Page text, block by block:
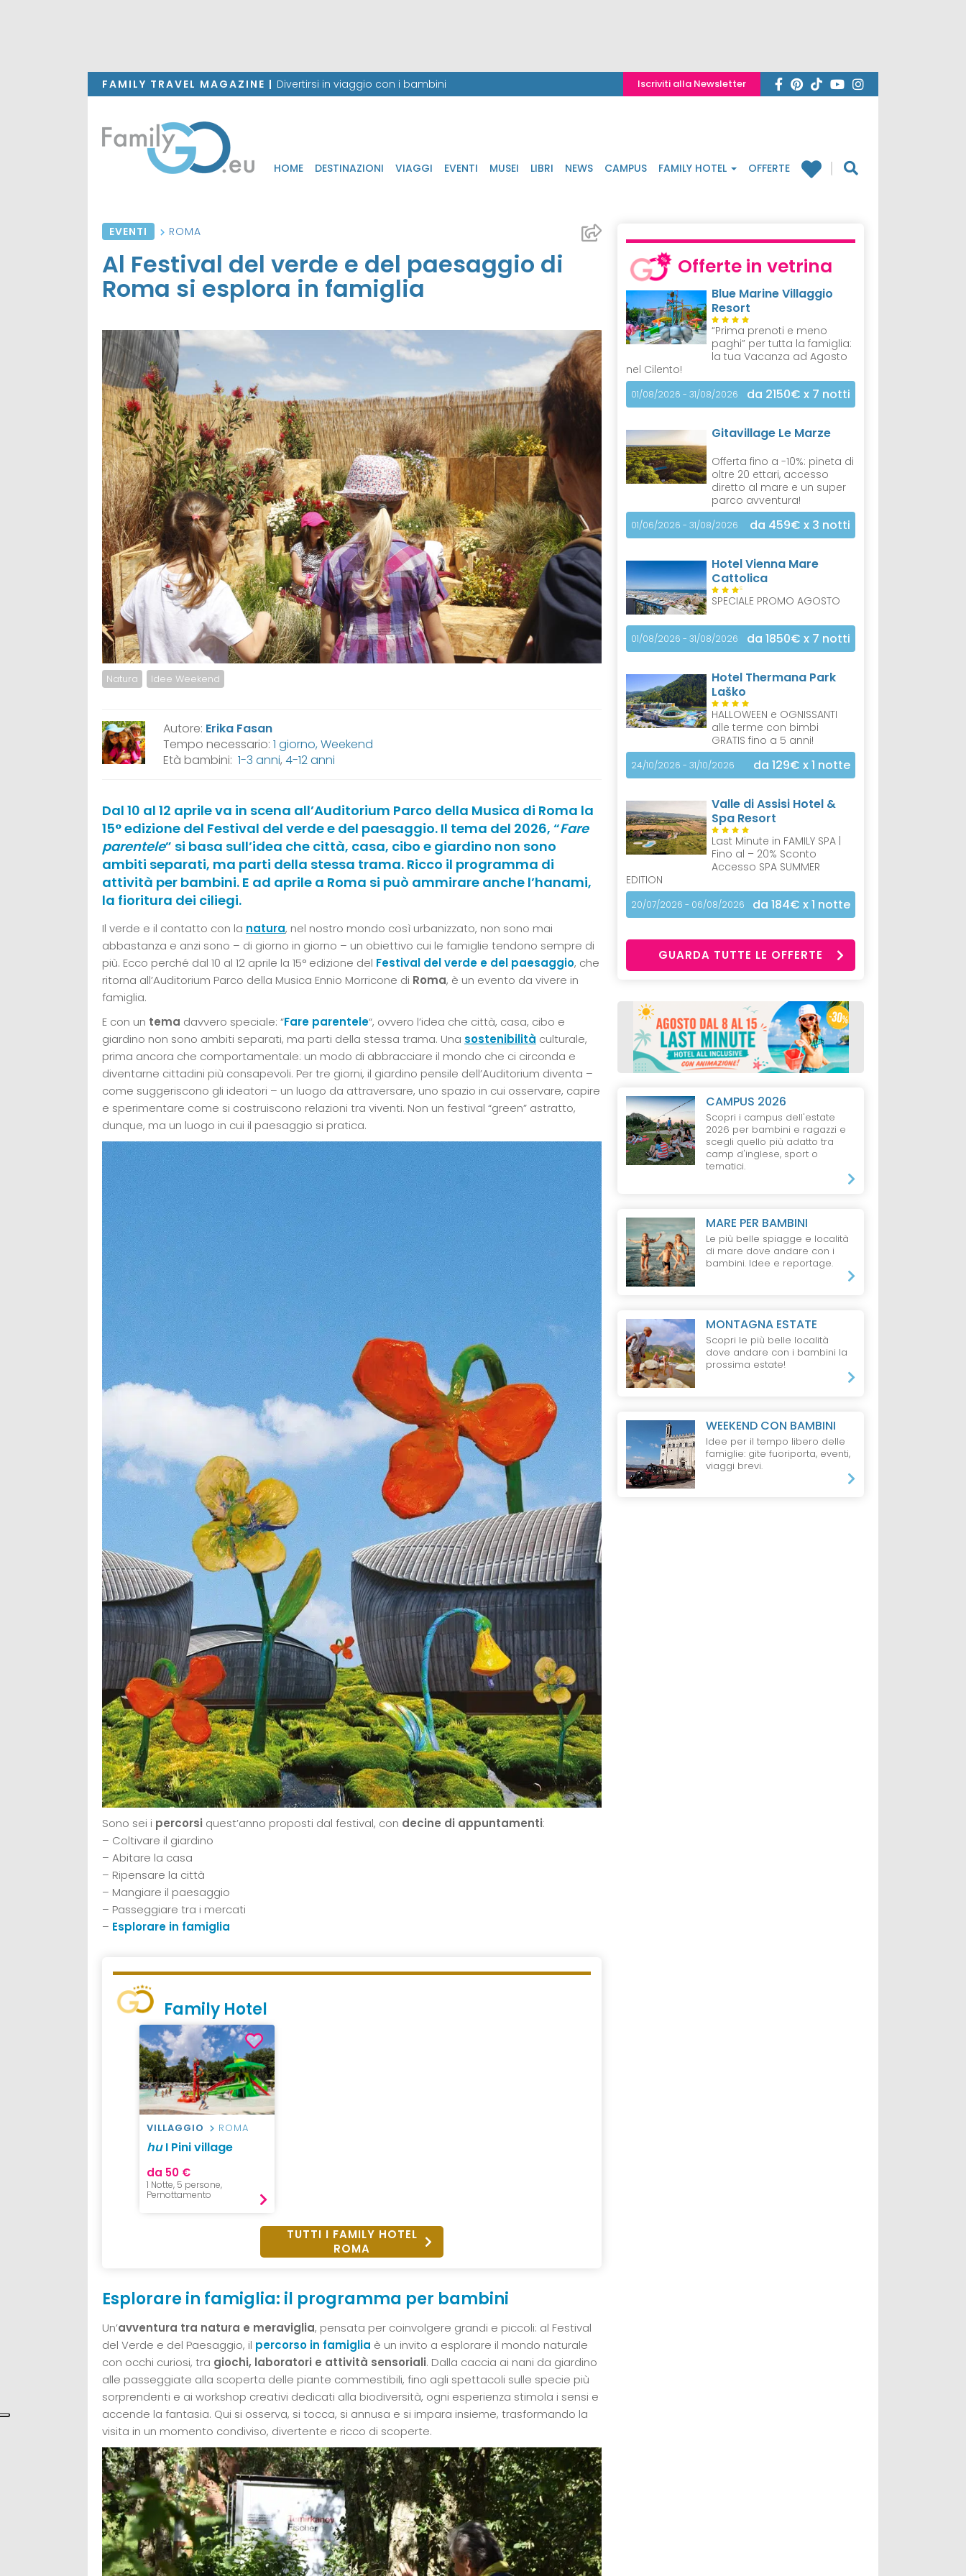
FAMILY TRAVEL MAGAZINE | Divertirsi in viaggio con i bambini Iscriviti alla Newsletter
HOME DESTINAZIONI VIAGGI EVENTI MUSEI LIBRI NEWS CAMPUS FAMILY HOTEL OFFERTE
EVENTI ROMA
Al Festival del verde e del paesaggio di
Roma si esplora in famiglia
Natura Idee Weekend
Autore: Erika Fasan
Tempo necessario: 1 giorno, Weekend
Età bambini: 1-3 anni, 4-12 anni
Dal 10 al 12 aprile va in scena all’Auditorium Parco della Musica di Roma la
15° edizione del Festival del verde e del paesaggio. Il tema del 2026, “Fare
parentele” si basa sull’idea che città, casa, cibo e giardino non sono
ambiti separati, ma parti della stessa trama. Ricco il programma di
attività per bambini. E ad aprile a Roma si può ammirare anche l’hanami,
la fioritura dei ciliegi.
Il verde e il contatto con la natura, nel nostro mondo così urbanizzato, non sono mai
abbastanza e anzi sono – di giorno in giorno – un obiettivo cui le famiglie tendono sempre di
più. Ecco perché dal 10 al 12 aprile la 15° edizione del Festival del verde e del paesaggio, che
ritorna all’Auditorium Parco della Musica Ennio Morricone di Roma, è un evento da vivere in
famiglia.
E con un tema davvero speciale: “Fare parentele“, ovvero l’idea che città, casa, cibo e
giardino non sono ambiti separati, ma parti della stessa trama. Una sostenibilità culturale,
prima ancora che comportamentale: un modo di abbracciare il mondo che ci circonda e
diventarne cittadini più consapevoli. Per tre giorni, il giardino pensile dell’Auditorium diventa –
come suggeriscono gli ideatori – un luogo da attraversare, uno spazio in cui osservare, capire
e sperimentare come si costruiscono relazioni tra viventi. Non un festival “green” astratto,
dunque, ma un luogo in cui il paesaggio si pratica.
Sono sei i percorsi quest’anno proposti dal festival, con decine di appuntamenti:
– Coltivare il giardino
– Abitare la casa
– Ripensare la città
– Mangiare il paesaggio
– Passeggiare tra i mercati
– Esplorare in famiglia
Family Hotel
VILLAGGIO ROMA
huI Pini village
da 50 €
1 Notte, 5 persone,
Pernottamento
TUTTI I FAMILY HOTEL
ROMA
Esplorare in famiglia: il programma per bambini
Un’avventura tra natura e meraviglia, pensata per coinvolgere grandi e piccoli: al Festival
del Verde e del Paesaggio, il percorso in famiglia è un invito a esplorare il mondo naturale
con occhi curiosi, tra giochi, laboratori e attività sensoriali. Dalla caccia ai nani da giardino
alle passeggiate alla scoperta delle piante commestibili, fino agli spettacoli sulle specie più
sorprendenti e ai workshop creativi dedicati alla biodiversità, ogni esperienza stimola i sensi e
accende la fantasia. Qui si osserva, si tocca, si annusa e si impara insieme, trasformando la
visita in un momento condiviso, divertente e ricco di scoperte.
Offerte in vetrina
Blue Marine Villaggio
Resort
“Prima prenoti e meno
paghi” per tutta la famiglia:
la tua Vacanza ad Agosto
nel Cilento!
01/08/2026 - 31/08/2026 da 2150€ x 7 notti
Gitavillage Le Marze
Offerta fino a -10%: pineta di
oltre 20 ettari, accesso
diretto al mare e un super
parco avventura!
01/06/2026 - 31/08/2026 da 459€ x 3 notti
Hotel Vienna Mare
Cattolica
S
SPECIALE PROMO AGOSTO
01/08/2026 - 31/08/2026 da 1850€ x 7 notti
Hotel Thermana Park
Laško
HALLOWEEN e OGNISSANTI
alle terme con bimbi
GRATIS fino a 5 anni!
24/10/2026 - 31/10/2026 da 129€ x 1 notte
Valle di Assisi Hotel &
Spa Resort
Last Minute in FAMILY SPA |
Fino al – 20% Sconto
Accesso SPA SUMMER
EDITION
20/07/2026 - 06/08/2026 da 184€ x 1 notte
GUARDA TUTTE LE OFFERTE
CAMPUS 2026
Scopri i campus dell'estate
2026 per bambini e ragazzi e
scegli quello più adatto tra
camp d'inglese, sport o
tematici.
MARE PER BAMBINI
Le più belle spiagge e località
di mare dove andare con i
bambini. Idee e reportage.
MONTAGNA ESTATE
Scopri le più belle località
dove andare con i bambini la
prossima estate!
WEEKEND CON BAMBINI
Idee per il tempo libero delle
famiglie: gite fuoriporta, eventi,
viaggi brevi.